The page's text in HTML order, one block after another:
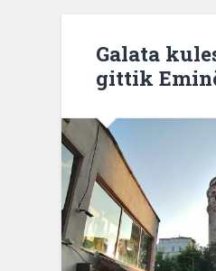
Galata
gittik